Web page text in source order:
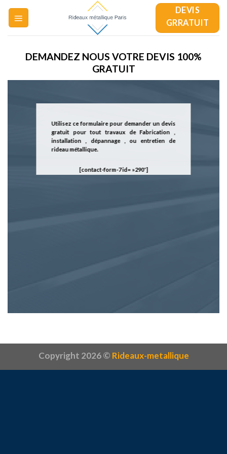
Skip
content
DEVIS
GRRATUIT
DEMANDEZ NOUS VOTRE DEVIS 100%
GRATUIT
Utilisez ce formulaire pour demander undevis
gratuitpour tout travaux de Fabrication ,
installation , dépannage , ou entretien de
rideau métallique.
[contact-form-7 id= »290″]
Copyright 2026 © Rideaux-metallique